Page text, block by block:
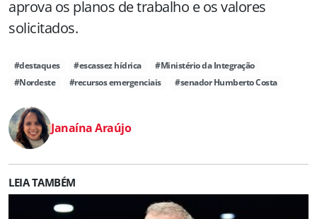
aprova os planos de trabalho e os valores
solicitados.
#destaques #escassez hídrica
#Ministério da Integração
#Nordeste
#recursos emergenciais #senador Humberto Costa
Janaína Araújo
LEIA TAMBÉM